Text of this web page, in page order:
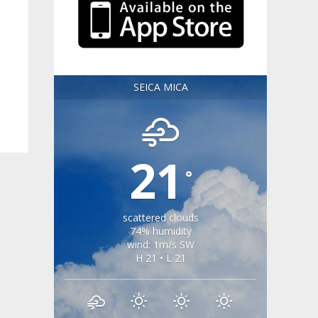
SEICA MICA
21°
scattered clouds
74% humidity
wind: 1m/s SW
H 21 • L 21